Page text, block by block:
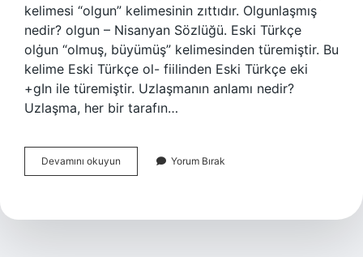
kelimesi “olgun” kelimesinin zıttıdır. Olgunlaşmış
nedir? olgun – Nisanyan Sözlüğü. Eski Türkçe
olġun “olmuş, büyümüş” kelimesinden türemiştir. Bu
kelime Eski Türkçe ol- fiilinden Eski Türkçe eki
+gIn ile türemiştir. Uzlaşmanın anlamı nedir?
Uzlaşma, her bir tarafın…
Devamını okuyun Olgunlaşma
Kelimesinin
Nedir
Yorum Bırak